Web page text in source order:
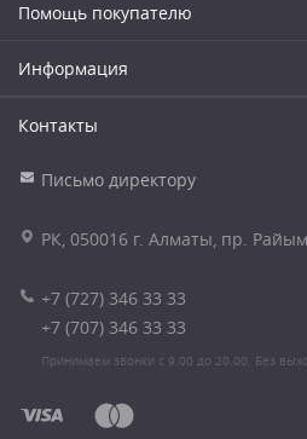
Помощь покупателю
Информация
Контакты
Письмо директору
РК, 050016 г. Алматы, пр.
+7 (727) 346 33 33
+7 (707) 346 33 33
Принимаем звонки с 9.00 до 20.00. Без